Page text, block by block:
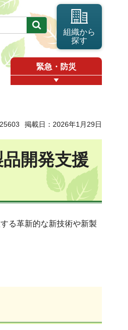
組織から
探す
緊急・防災
掲載日：2026年1月29日
開発支援
る革新的な新技術や新製